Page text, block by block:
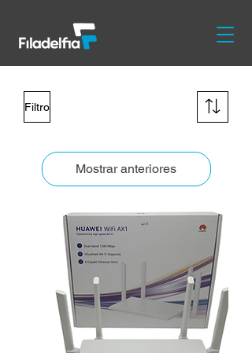
Filtro
Mostrar anteriores